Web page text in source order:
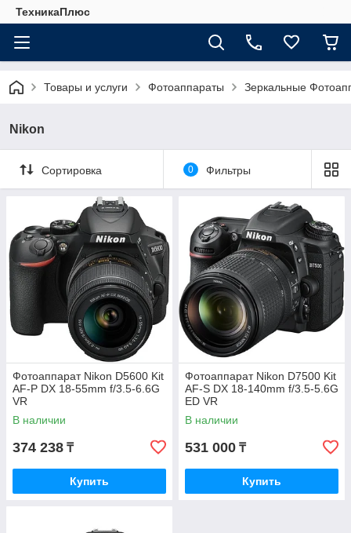
ТехникаПлюс
Товары и услуги Фотоаппараты Зеркальные
Nikon
Сортировка 0 Фильтры
Фотоаппарат Nikon D5600 Kit
AF-P DX 18-55mm f/3.5-6.6G
VR
В наличии
374 238 ₸
Купить
Фотоаппарат Nikon D7500 Kit
AF-S DX 18-140mm f/3.5-5.6G
ED VR
В наличии
531 000 ₸
Купить